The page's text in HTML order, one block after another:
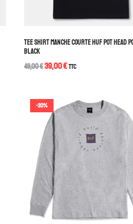
TEE SHIRT MANCHE COURTE HUF POT HEAD
BLACK
49,00€39,00€TTC
-20%